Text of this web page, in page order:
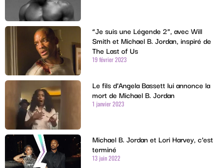
“Je suis une Légende 2”, avec Will
Smith et Michael B. Jordan, inspiré de
The Last of Us
19 février 2023
Le fils d’Angela Bassett lui annonce la
mort de Michael B. Jordan
1 janvier 2023
Michael B. Jordan et Lori Harvey, c’est
terminé
13 juin 2022